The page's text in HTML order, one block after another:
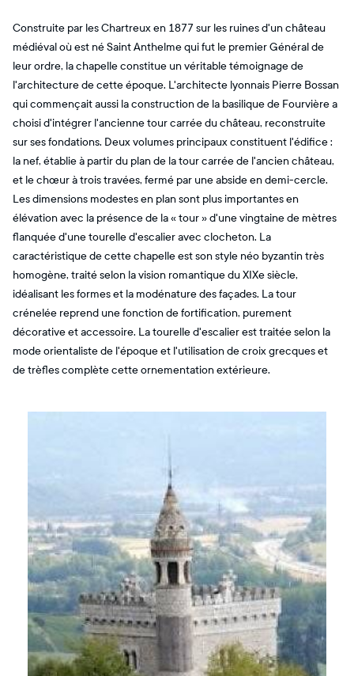
Construite par les Chartreux en 1877 sur les ruines d'un château
médiéval où est né Saint Anthelme qui fut le premier Général de
leur ordre, la chapelle constitue un véritable témoignage de
l'architecture de cette époque. L'architecte lyonnais Pierre Bossan
qui commençait aussi la construction de la basilique de Fourvière a
choisi d'intégrer l'ancienne tour carrée du château, reconstruite
sur ses fondations. Deux volumes principaux constituent l'édifice :
la nef, établie à partir du plan de la tour carrée de l'ancien château,
et le chœur à trois travées, fermé par une abside en demi-cercle.
Les dimensions modestes en plan sont plus importantes en
élévation avec la présence de la « tour » d'une vingtaine de mètres
flanquée d'une tourelle d'escalier avec clocheton. La
caractéristique de cette chapelle est son style néo byzantin très
homogène, traité selon la vision romantique du XIXe siècle,
idéalisant les formes et la modénature des façades. La tour
crénelée reprend une fonction de fortification, purement
décorative et accessoire. La tourelle d'escalier est traitée selon la
mode orientaliste de l'époque et l'utilisation de croix grecques et
de trèfles complète cette ornementation extérieure.